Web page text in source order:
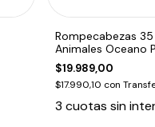
Rompecabezas
Animales Oceano
$19.989,00
$17.990,10 con
3 cuotas sin